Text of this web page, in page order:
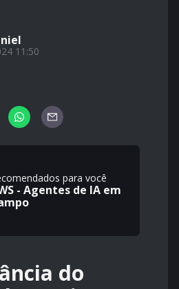
11:50
para você
- Agentes de IA em
do